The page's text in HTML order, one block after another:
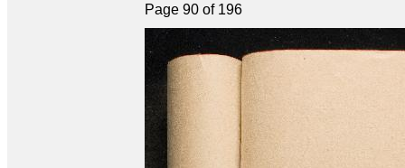
Page 90 of 196